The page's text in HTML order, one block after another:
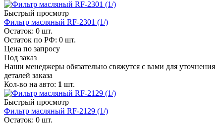
Быстрый просмотр
Фильтр масляный RF-2301 (1/)
Остаток: 0 шт.
Остаток по РФ: 0 шт.
Цена по запросу
Под заказ
Наши менеджеры обязательно свяжутся с вами для уточнения
деталей заказа
Кол-во на авто: 1 шт.
Быстрый просмотр
Фильтр масляный RF-2129 (1/)
Остаток: 0 шт.